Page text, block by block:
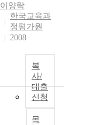
이양락
한국교육과
정평가원
2008
복
사/
대출
신청
목